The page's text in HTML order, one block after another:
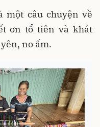
một câu chuyện về
ơn tổ tiên và khát
no ấm.